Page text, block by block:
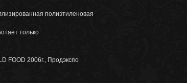
полиэтиленовая
только
FOOD 2006г., Продэкспо